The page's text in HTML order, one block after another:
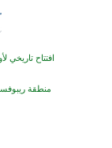
افتتاح تاريخي
منطقة
أكبر مشروع إسلامي